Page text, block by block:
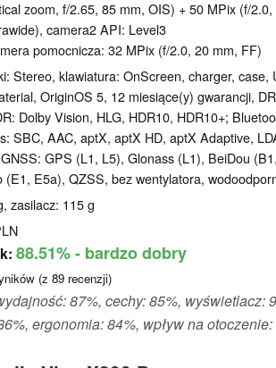
zoom, f/2.65, 85 mm, OIS) + 50 MPix (f/2.0,
camera2 API: Level3
pomocnicza: 32 MPix (f/2.0, 20 mm, FF)
Stereo, klawiatura: OnScreen, charger, case,
OriginOS 5, 12 miesiące(y) gwarancji,
Dolby Vision, HLG, HDR10, HDR10+;
SBC, AAC, aptX, aptX HD, aptX Adaptive,
GPS (L1, L5), Glonass (L1), BeiDou
(E1, E5a), QZSS, bez wentylatora,
zasilacz: 115 g
88.51%- bardzo dobry
(z 89 recenzji)
87%, cechy: 85%, wyświetlacz:
ergonomia: 84%, wpływ na